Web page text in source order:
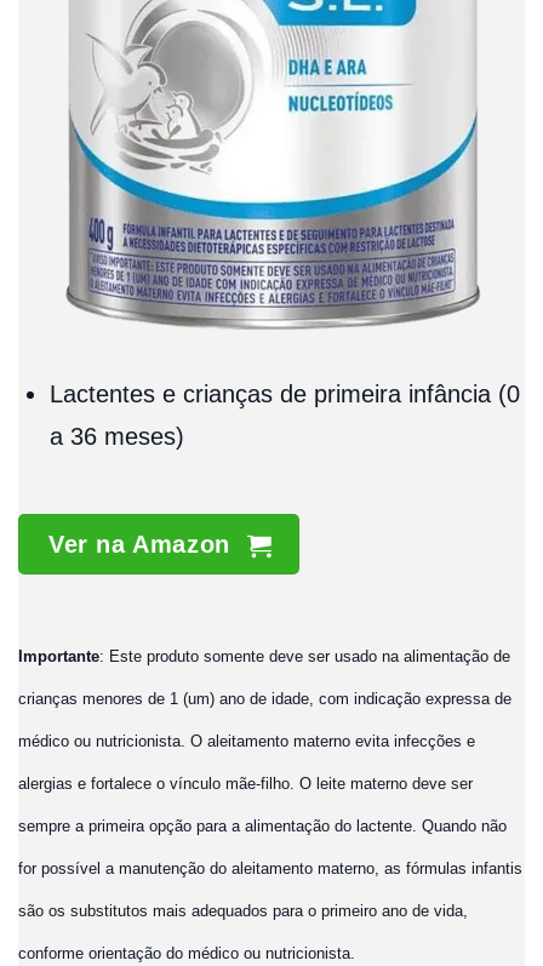
Lactentes e crianças de primeira infância (0
a 36 meses)
Ver na Amazon
Importante: Este produto somente deve ser usado na alimentação de
crianças menores de 1 (um) ano de idade, com indicação expressa de
médico ou nutricionista. O aleitamento materno evita infecções e
alergias e fortalece o vínculo mãe-filho. O leite materno deve ser
sempre a primeira opção para a alimentação do lactente. Quando não
for possível a manutenção do aleitamento materno, as fórmulas infantis
são os substitutos mais adequados para o primeiro ano de vida,
conforme orientação do médico ou nutricionista.